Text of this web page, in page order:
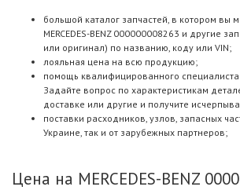
большой каталог запчастей, в котором вы
MERCEDES-BENZ 000000008263 и другие
или оригинал) по названию, коду или VIN;
лояльная цена на всю продукцию;
помощь квалифицированного
Задайте вопрос по характеристикам
доставке или другие и получите
поставки расходников, узлов, запасных
Украине, так и от зарубежных партнеров;
Цена на MERCEDES-BENZ